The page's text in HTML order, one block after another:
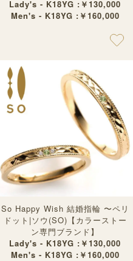
Lady's - K18YG :￥130,000
Men's - K18YG :￥160,000
So Happy Wish 結婚指輪 〜ペリ
ドット|ソウ(SO)【カラーストー
ン専門ブランド】
Lady's - K18YG :￥130,000
Men's - K18YG :￥160,000